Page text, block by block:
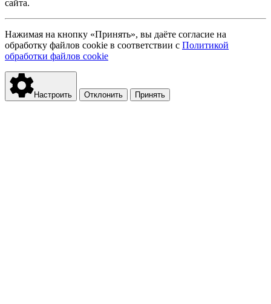
сайта.
Нажимая на кнопку «Принять», вы даёте согласие на
обработку файлов cookie в соответствии с Политикой
обработки файлов cookie
Настроить Отклонить Принять